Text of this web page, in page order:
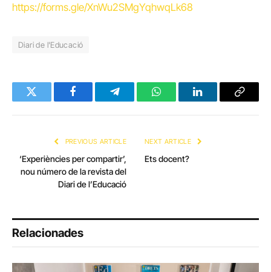
https://forms.gle/XnWu2SMgYqhwqLk68
Diari de l'Educació
Twitter FacebookTelegramWhatsAppLinkedInCopy
PREVIOUS ARTICLE
‘Experiències per compartir’,
nou número de la revista del
Diari de l’Educació
NEXT ARTICLE
Ets docent?
Relacionades